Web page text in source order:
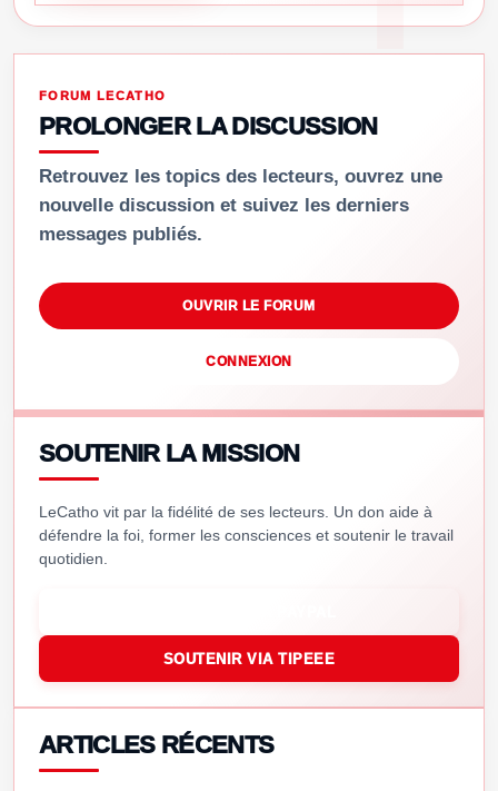
FORUM LECATHO
PROLONGER LA DISCUSSION
Retrouvez les topics des lecteurs, ouvrez une
nouvelle discussion et suivez les derniers
messages publiés.
OUVRIR LE FORUM
CONNEXION
SOUTENIR LA MISSION
LeCatho vit par la fidélité de ses lecteurs. Un don aide à
défendre la foi, former les consciences et soutenir le travail
quotidien.
SOUTENIR VIA TIPEEE
ARTICLES RÉCENTS